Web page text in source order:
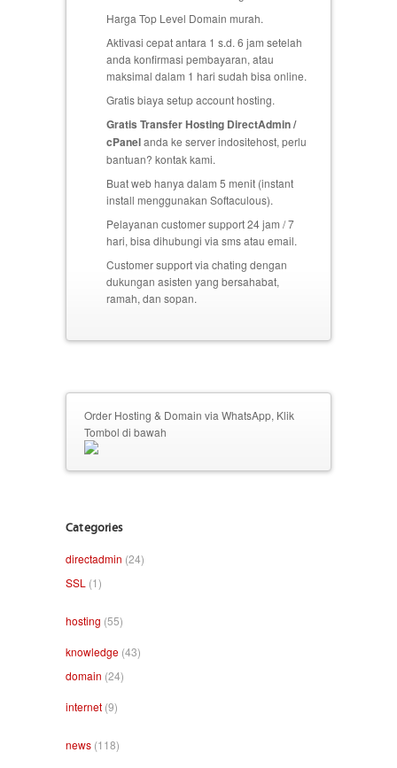
Harga Top Level Domain murah.
Aktivasi cepat antara 1 s.d. 6 jam setelah
anda konfirmasi pembayaran, atau
maksimal dalam 1 hari sudah bisa online.
Gratis biaya setupaccount hosting.
Gratis Transfer Hosting DirectAdmin /
cPanelanda ke server indositehost, perlu
bantuan? kontak kami.
Buat web hanya dalam 5 menit (instant
install menggunakan Softaculous).
Pelayanan customer support 24 jam / 7
hari, bisa dihubungi via sms atau email.
Customer support via chating dengan
dukungan asisten yang bersahabat,
ramah, dan sopan.
Order Hosting & Domain via WhatsApp, Klik
Tombol di bawah
Categories
directadmin (24)
SSL (1)
hosting (55)
knowledge (43)
domain (24)
internet (9)
news (118)